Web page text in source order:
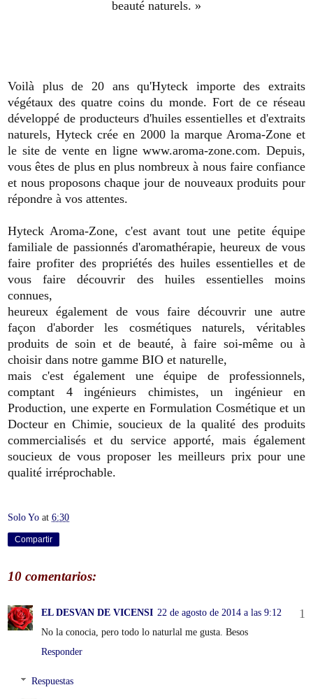
beauté naturels. »
Voilà plus de 20 ans qu'Hyteck importe des extraits
végétaux des quatre coins du monde. Fort de ce réseau
développé de producteurs d'huiles essentielles et d'extraits
naturels, Hyteck crée en 2000 la marque Aroma-Zone et
le site de vente en ligne www.aroma-zone.com. Depuis,
vous êtes de plus en plus nombreux à nous faire confiance
et nous proposons chaque jour de nouveaux produits pour
répondre à vos attentes.
Hyteck Aroma-Zone, c'est avant tout une petite équipe
familiale de passionnés d'aromathérapie, heureux de vous
faire profiter des propriétés des huiles essentielles et de
vous faire découvrir des huiles essentielles moins
connues,
heureux également de vous faire découvrir une autre
façon d'aborder les cosmétiques naturels, véritables
produits de soin et de beauté, à faire soi-même ou à
choisir dans notre gamme BIO et naturelle,
mais c'est également une équipe de professionnels,
comptant 4 ingénieurs chimistes, un ingénieur en
Production, une experte en Formulation Cosmétique et un
Docteur en Chimie, soucieux de la qualité des produits
commercialisés et du service apporté, mais également
soucieux de vous proposer les meilleurs prix pour une
qualité irréprochable.
Solo Yo at 6:30
Compartir
10 comentarios:
EL DESVAN DE VICENSI 22 de agosto de 2014 a las 9:12
No la conocia, pero todo lo naturlal me gusta. Besos
Responder
Respuestas